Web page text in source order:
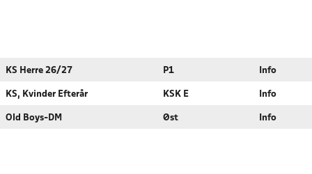
KS Herre 26/27 P1 Info
KS, Kvinder Efterår KSK E Info
Old Boys-DM Øst Info